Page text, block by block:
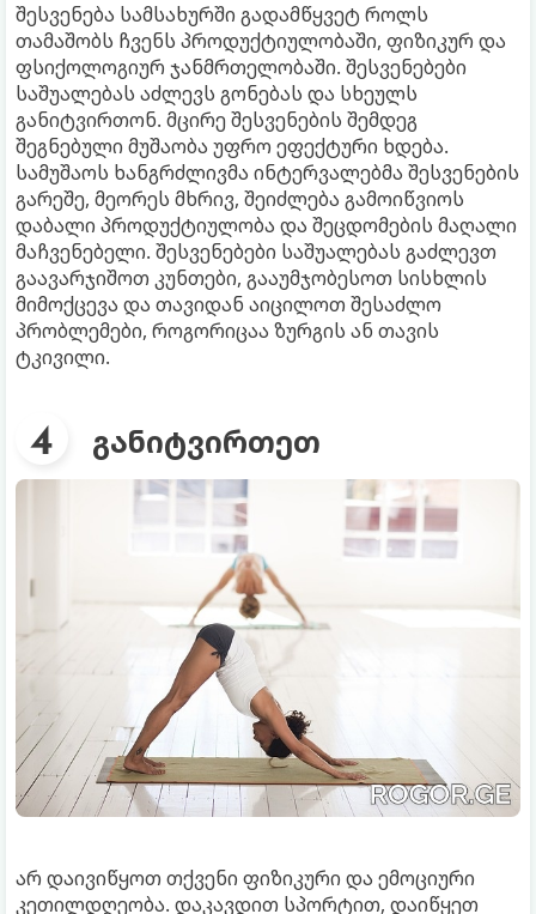
შესვენება სამსახურში გადამწყვეტ როლს
თამაშობს ჩვენს პროდუქტიულობაში, ფიზიკურ და
ფსიქოლოგიურ ჯანმრთელობაში. შესვენებები
საშუალებას აძლევს გონებას და სხეულს
განიტვირთონ. მცირე შესვენების შემდეგ
შეგნებული მუშაობა უფრო ეფექტური ხდება.
სამუშაოს ხანგრძლივმა ინტერვალებმა შესვენების
გარეშე, მეორეს მხრივ, შეიძლება გამოიწვიოს
დაბალი პროდუქტიულობა და შეცდომების მაღალი
მაჩვენებელი. შესვენებები საშუალებას გაძლევთ
გაავარჯიშოთ კუნთები, გააუმჯობესოთ სისხლის
მიმოქცევა და თავიდან აიცილოთ შესაძლო
პრობლემები, როგორიცაა ზურგის ან თავის
ტკივილი.
განიტვირთეთ
არ დაივიწყოთ თქვენი ფიზიკური და ემოციური
კეთილდღეობა. დაკავდით სპორტით, დაიწყეთ